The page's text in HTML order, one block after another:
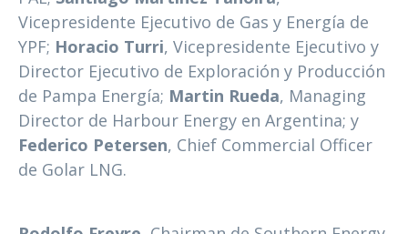
Vicepresidente Ejecutivo de Gas y Energía de
YPF; Horacio Turri, Vicepresidente Ejecutivo y
Director Ejecutivo de Exploración y Producción
de Pampa Energía; Martin Rueda, Managing
Director de Harbour Energy en Argentina; y
Federico Petersen, Chief Commercial Officer
de Golar LNG.